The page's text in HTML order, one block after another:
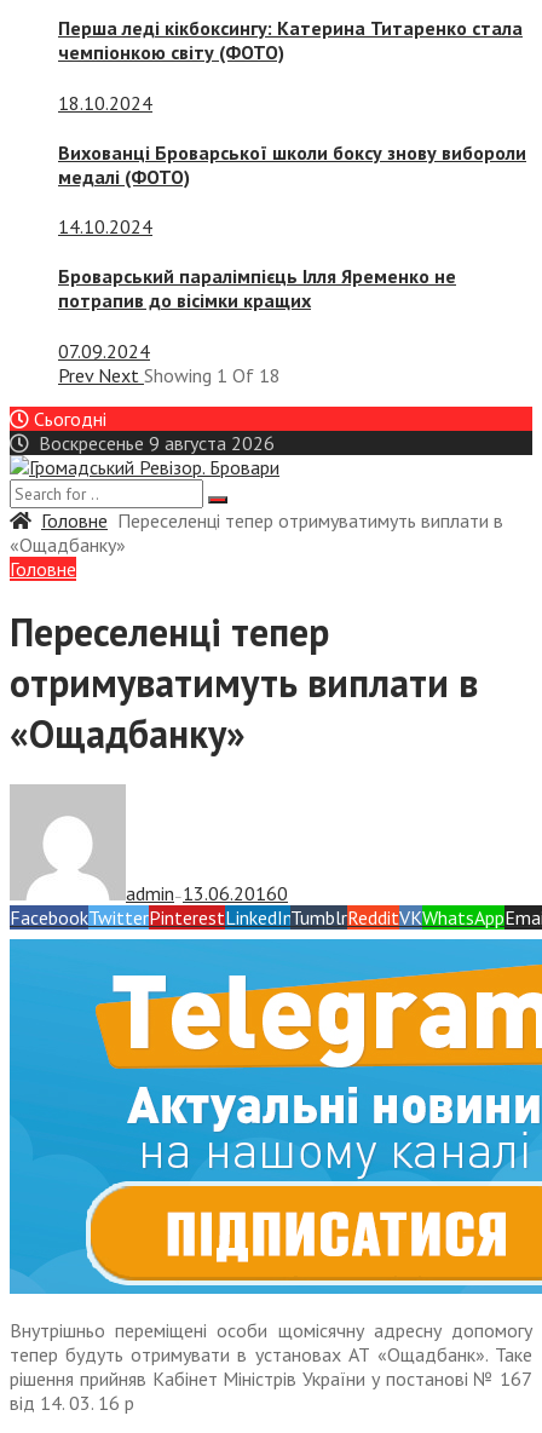
Перша леді кікбоксингу: Катерина Титаренко стала
чемпіонкою світу (ФОТО)
18.10.2024
Вихованці Броварської школи боксу знову вибороли
медалі (ФОТО)
14.10.2024
Броварський паралімпієць Ілля Яременко не
потрапив до вісімки кращих
07.09.2024
Prev Next Showing 1 Of 18
Сьогодні
Воскресенье 9 августа 2026
Головне Переселенці тепер отримуватимуть виплати в
«Ощадбанку»
Головне
Переселенці тепер
отримуватимуть виплати в
«Ощадбанку»
admin — 13.06.20160
FacebookTwitterPinterestLinkedInTumblrRedditVKWhatsApp
Внутрішньо переміщені особи щомісячну адресну допомогу
тепер будуть отримувати в установах АТ «Ощадбанк». Таке
рішення прийняв Кабінет Міністрів України у постанові № 167
від 14. 03. 16 р